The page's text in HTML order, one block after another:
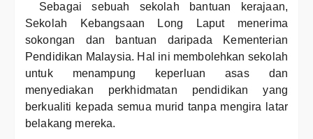
Sebagai sebuah sekolah bantuan kerajaan,
Sekolah Kebangsaan Long Laput menerima
sokongan dan bantuan daripada Kementerian
Pendidikan Malaysia. Hal ini membolehkan sekolah
untuk menampung keperluan asas dan
menyediakan perkhidmatan pendidikan yang
berkualiti kepada semua murid tanpa mengira latar
belakang mereka.